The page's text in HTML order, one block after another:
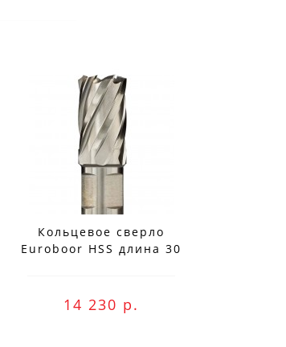
Кольцевое сверло
Euroboor HSS длина 30
14 230 р.